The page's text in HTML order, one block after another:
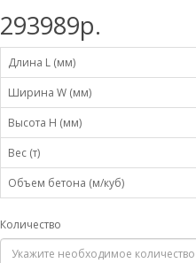
293989р.
Длина L (мм)
Ширина W (мм)
Высота H (мм)
Вес (т)
Объем бетона (м/куб)
Количество